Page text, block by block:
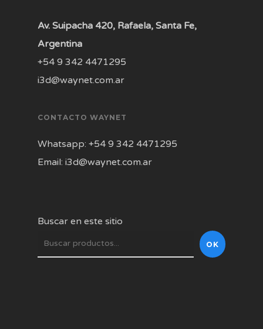
Av. Suipacha 420, Rafaela, Santa Fe,
Argentina
+54 9 342 4471295
i3d@waynet.com.ar
CONTACTO WAYNET
Whatsapp: +54 9 342 4471295
Email: i3d@waynet.com.ar
Buscar en este sitio
OK